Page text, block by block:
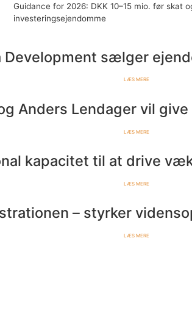
Guidance for 2026: DKK 10–15 mio. før skat
investeringsejendomme
Development sælger
Læs mere
Anders Lendager vil
Læs mere
kapacitet til at drive
Læs mere
– styrker
Læs mere